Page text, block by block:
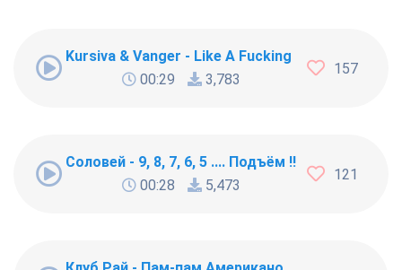
Kursiva & Vanger - Like A Fucking Newbie
00:29
3,783
157
Соловей - 9, 8, 7, 6, 5 .... Подъём !!!
00:28
5,473
121